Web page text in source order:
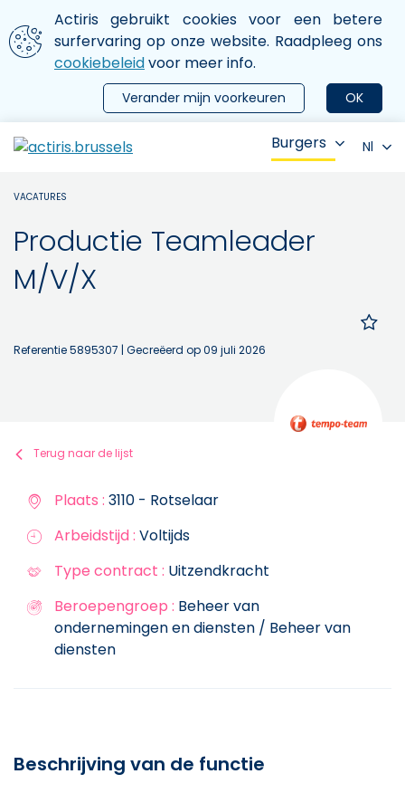
Aller au contenu principal
We gebruiken cookies
Actiris gebruikt cookies voor een betere
surfervaring op onze website. Raadpleeg ons
cookiebeleidvoor meer info.
OK
Verander mijn voorkeuren
le menu
Burgers Nl
VACATURES
Productie Teamleader
M/V/X
Referentie 5895307 | Gecreëerd op 09 juli 2026
Terug naar de lijst
Plaats : 3110 - Rotselaar
Arbeidstijd : Voltijds
Type contract : Uitzendkracht
Beroepengroep : Beheer van
ondernemingen en diensten / Beheer van
diensten
Beschrijving van de functie